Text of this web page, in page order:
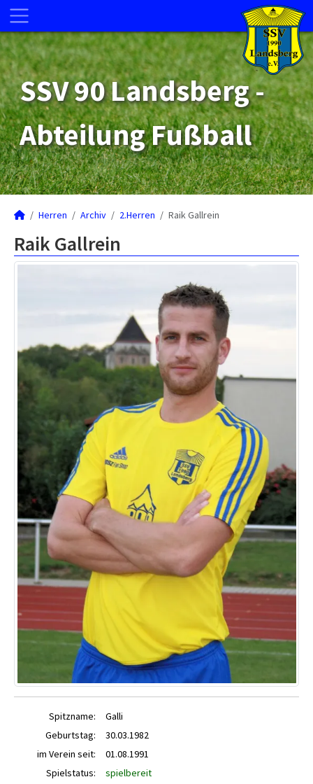
SSV 90 Landsberg -
Abteilung Fußball
Herren Archiv 2.Herren Raik Gallrein
Raik Gallrein
Spitzname:
Galli
Geburtstag:
30.03.1982
im Verein seit:
01.08.1991
Spielstatus:
spielbereit